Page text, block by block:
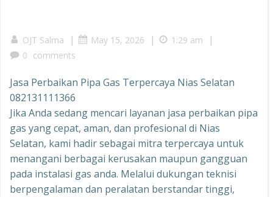
OJT Salma | May 15, 2026 | 1:29 am |
0 comments
Jasa Perbaikan Pipa Gas Terpercaya Nias Selatan
082131111366
Jika Anda sedang mencari layanan jasa perbaikan pipa
gas yang cepat, aman, dan profesional di Nias
Selatan, kami hadir sebagai mitra terpercaya untuk
menangani berbagai kerusakan maupun gangguan
pada instalasi gas anda. Melalui dukungan teknisi
berpengalaman dan peralatan berstandar tinggi,